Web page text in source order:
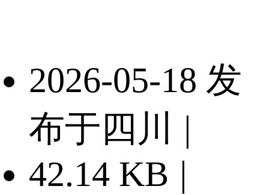
2026-05-18 发
布于四川
|
42.14 KB |